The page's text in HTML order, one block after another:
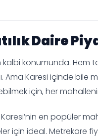
Daire
kalbi konumunda.
Ama Karesi içinde bile
için, her
en popüler
için ideal. Metrekare